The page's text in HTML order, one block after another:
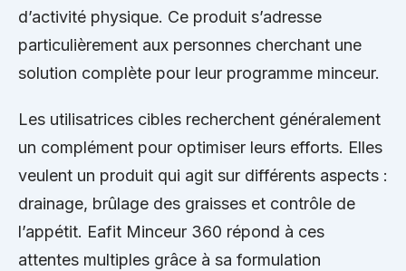
d’activité physique. Ce produit s’adresse
particulièrement aux personnes cherchant une
solution complète pour leur programme minceur.
Les utilisatrices cibles recherchent généralement
un complément pour optimiser leurs efforts. Elles
veulent un produit qui agit sur différents aspects :
drainage, brûlage des graisses et contrôle de
l’appétit. Eafit Minceur 360 répond à ces
attentes multiples grâce à sa formulation